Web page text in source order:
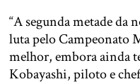
“A segunda metade da
luta pelo Campeonato
melhor, embora ainda
Kobayashi, piloto e